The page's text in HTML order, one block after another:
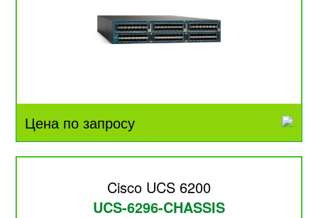
Цена по запросу
Cisco UCS 6200
UCS-6296-CHASSIS